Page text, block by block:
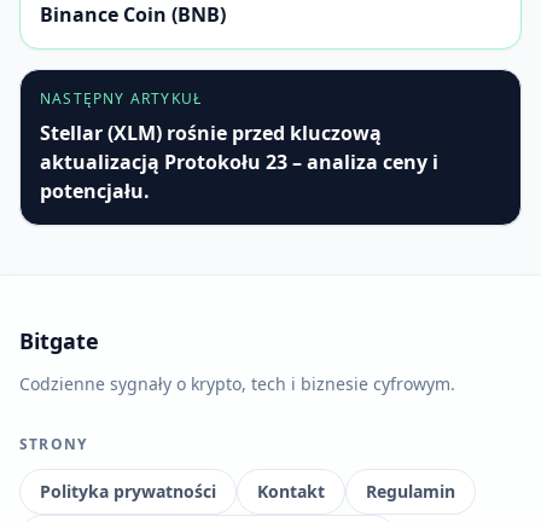
Binance Coin (BNB)
NASTĘPNY ARTYKUŁ
Stellar (XLM) rośnie przed kluczową
aktualizacją Protokołu 23 – analiza ceny i
potencjału.
Bitgate
Codzienne sygnały o krypto, tech i biznesie cyfrowym.
STRONY
Polityka prywatności Kontakt Regulamin